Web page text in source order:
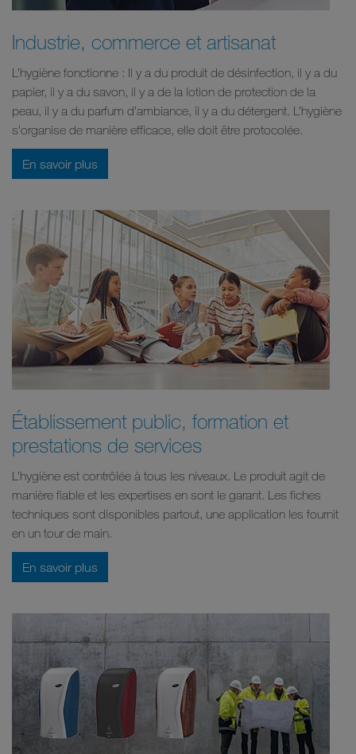
Industrie, commerce et artisanat
L’hygiène fonctionne : Il y a du produit de désinfection, il y a du
papier, il y a du savon, il y a de la lotion de protection de la
peau, il y a du parfum d’ambiance, il y a du détergent. L’hygiène
s’organise de manière efficace, elle doit être protocolée.
En savoir plus
Établissement public, formation et
prestations de services
L’hygiène est contrôlée à tous les niveaux. Le produit agit de
manière fiable et les expertises en sont le garant. Les fiches
techniques sont disponibles partout, une application les fournit
en un tour de main.
En savoir plus